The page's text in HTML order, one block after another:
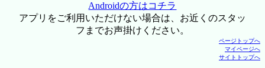
Androidの方はコチラ
アプリをご利用いただけない場合は、お近くのスタッ
フまでお声掛けください。
ページトップへ
マイページへ
サイトトップへ